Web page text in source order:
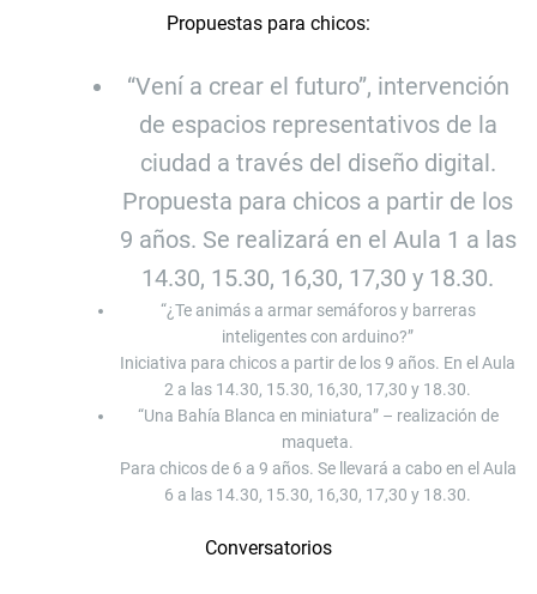
Propuestas para chicos:
“Vení a crear el futuro”, intervención
de espacios representativos de la
ciudad a través del diseño digital.
Propuesta para chicos a partir de los
9 años. Se realizará en el Aula 1 a las
14.30, 15.30, 16,30, 17,30 y 18.30.
“¿Te animás a armar semáforos y barreras
inteligentes con arduino?”
Iniciativa para chicos a partir de los 9 años. En el Aula
2 a las 14.30, 15.30, 16,30, 17,30 y 18.30.
“Una Bahía Blanca en miniatura” – realización de
maqueta.
Para chicos de 6 a 9 años. Se llevará a cabo en el Aula
6 a las 14.30, 15.30, 16,30, 17,30 y 18.30.
Conversatorios